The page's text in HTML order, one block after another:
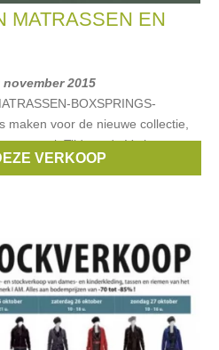
MATRASSEN EN
2015
BOXSPRINGS-
maken voor de nieuwe collectie,
toonzaal. Tijdens de Verkoop
matrassen
VERKOOP